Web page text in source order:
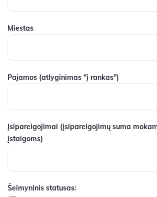
Miestas
Pajamos (atlyginimas "į rankas")
Įsipareigojimai (įsipareigojimų suma
įstaigoms)
Šeimyninis statusas: